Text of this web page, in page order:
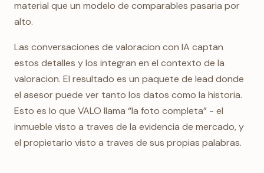
material que un modelo de comparables pasaria por
alto.
Las conversaciones de valoracion con IA captan
estos detalles y los integran en el contexto de la
valoracion. El resultado es un paquete de lead donde
el asesor puede ver tanto los datos como la historia.
Esto es lo que VALO llama “la foto completa” - el
inmueble visto a traves de la evidencia de mercado, y
el propietario visto a traves de sus propias palabras.